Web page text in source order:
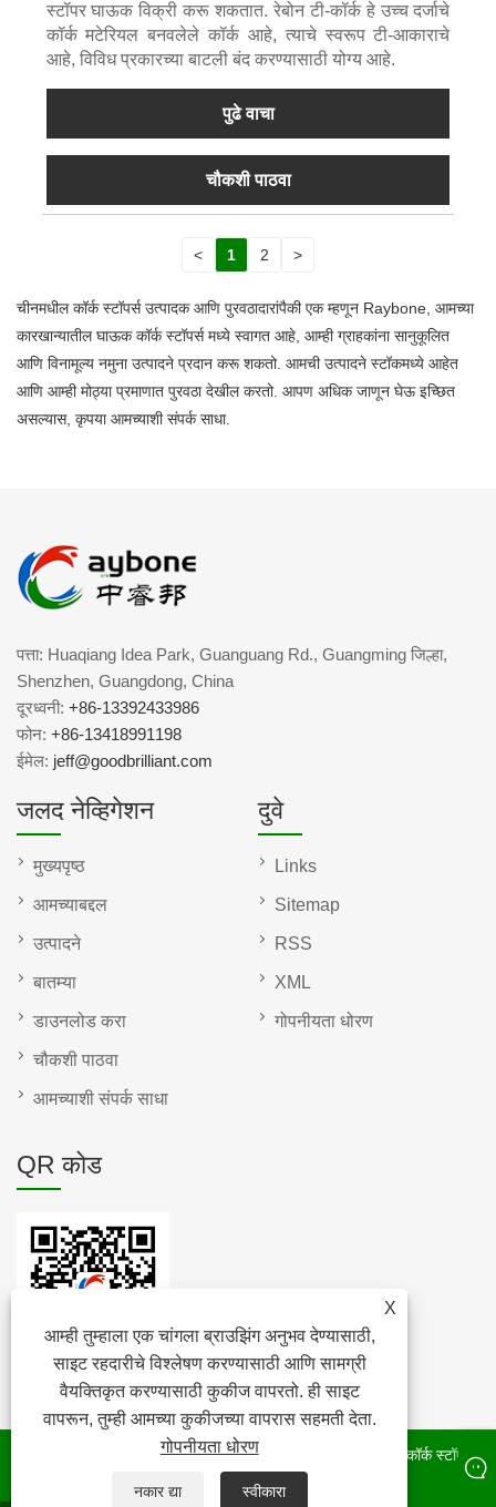
स्टॉपर घाऊक विक्री करू शकतात. रेबोन टी-कॉर्क हे उच्च दर्जाचे
कॉर्क मटेरियल बनवलेले कॉर्क आहे, त्याचे स्वरूप टी-आकाराचे
आहे, विविध प्रकारच्या बाटली बंद करण्यासाठी योग्य आहे.
पुढे वाचा
चौकशी पाठवा
< 1 2 >
चीनमधील कॉर्क स्टॉपर्स उत्पादक आणि पुरवठादारांपैकी एक म्हणून Raybone, आमच्या
कारखान्यातील घाऊक कॉर्क स्टॉपर्स मध्ये स्वागत आहे, आम्ही ग्राहकांना सानुकूलित
आणि विनामूल्य नमुना उत्पादने प्रदान करू शकतो. आमची उत्पादने स्टॉकमध्ये आहेत
आणि आम्ही मोठ्या प्रमाणात पुरवठा देखील करतो. आपण अधिक जाणून घेऊ इच्छित
असल्यास, कृपया आमच्याशी संपर्क साधा.
X
आम्ही तुम्हाला एक चांगला ब्राउझिंग अनुभव देण्यासाठी,
साइट रहदारीचे विश्लेषण करण्यासाठी आणि सामग्री
वैयक्तिकृत करण्यासाठी कुकीज वापरतो. ही साइट
वापरून, तुम्ही आमच्या कुकीजच्या वापरास सहमती देता.
गोपनीयता धोरण
नकार द्या स्वीकारा
पत्ता: Huaqiang Idea Park, Guanguang Rd., Guangming जिल्हा,
Shenzhen, Guangdong, China
दूरध्वनी: +86-13392433986
फोन: +86-13418991198
ईमेल: jeff@goodbrilliant.com
जलद नेव्हिगेशन
मुख्यपृष्ठ
आमच्याबद्दल
उत्पादने
बातम्या
डाउनलोड करा
चौकशी पाठवा
आमच्याशी संपर्क साधा
दुवे
Links
Sitemap
RSS
XML
गोपनीयता धोरण
QR कोड
कॉपीराइट © 2022 Raybone Technology Co. Ltd. - कॉर्क पॅड, कॉर्क स्टॉपर,